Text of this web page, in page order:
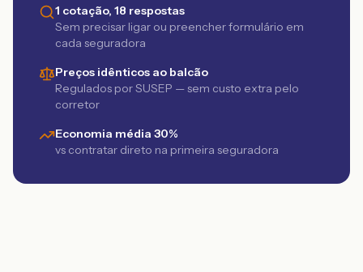
1 cotação, 18 respostas
Sem precisar ligar ou preencher formulário em
cada seguradora
Preços idênticos ao balcão
Regulados por SUSEP — sem custo extra pelo
corretor
Economia média 30%
vs contratar direto na primeira seguradora